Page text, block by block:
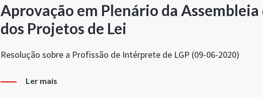
Aprovação em Plenário da Assembleia
dos Projetos de Lei
Resolução sobre a Profissão de Intérprete de LGP (09-06-2020)
Ler mais